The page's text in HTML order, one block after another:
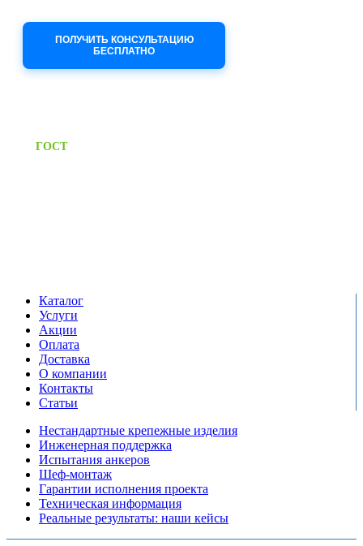
ПОЛУЧИТЬ КОНСУЛЬТАЦИЮ
БЕСПЛАТНО
ГОСТПредоставляем паспорт
Каталог
Услуги
Акции
Оплата
Доставка
О компании
Контакты
Статьи
Нестандартные крепежные изделия
Инженерная поддержка
Испытания анкеров
Шеф-монтаж
Гарантии исполнения проекта
Техническая информация
Реальные результаты: наши кейсы